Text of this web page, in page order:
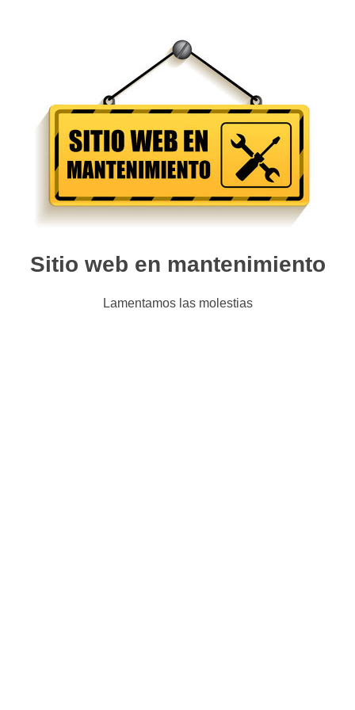
Sitio web en mantenimiento
Lamentamos las molestias